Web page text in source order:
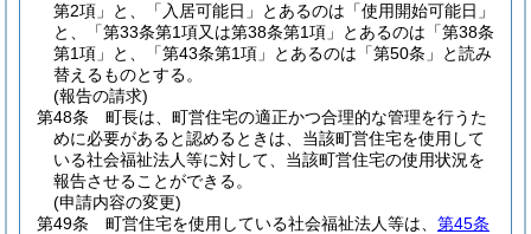
第2項」と、「入居可能日」とあるのは「使用開始可能日」
と、「第33条第1項又は第38条第1項」とあるのは「第38条
第1項」と、「第43条第1項」とあるのは「第50条」と読み
替えるものとする。
(報告の請求)
第48条
町長は、町営住宅の適正かつ合理的な管理を行うた
めに必要があると認めるときは、当該町営住宅を使用して
いる社会福祉法人等に対して、当該町営住宅の使用状況を
報告させることができる。
(申請内容の変更)
第49条
町営住宅を使用している社会福祉法人等は、 第45条